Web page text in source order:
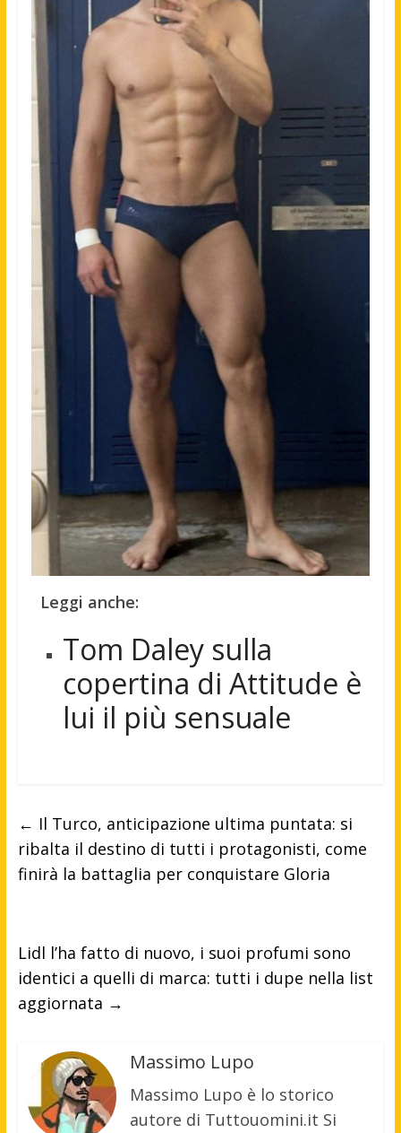
Leggi anche:
Tom Daley sulla
copertina di Attitude è
lui il più sensuale
← Il Turco, anticipazione ultima puntata: si
ribalta il destino di tutti i protagonisti, come
finirà la battaglia per conquistare Gloria
Lidl l’ha fatto di nuovo, i suoi profumi sono
identici a quelli di marca: tutti i dupe nella list
aggiornata →
Massimo Lupo
Massimo Lupo è lo storico
autore di Tuttouomini.it Si